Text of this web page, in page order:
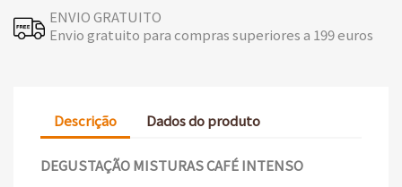
ENVIO GRATUITO
Envio gratuito para compras superiores a 199 euros
Descrição Dados do produto
DEGUSTAÇÃO MISTURAS CAFÉ INTENSO